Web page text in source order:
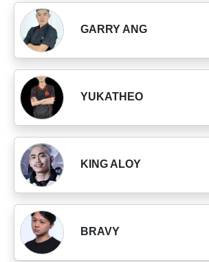
GARRY ANG
YUKATHEO
KING ALOY
BRAVY